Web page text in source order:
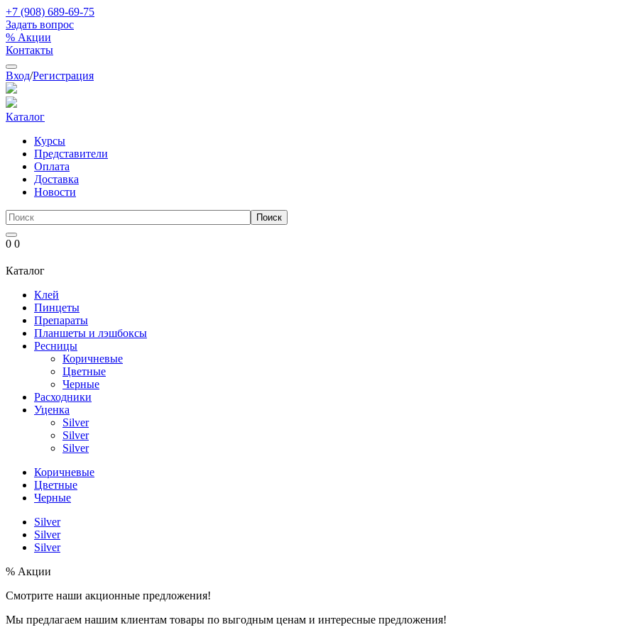
+7 (908) 689-69-75
Задать вопрос
% Акции
Контакты
Вход/Регистрация
Каталог
Курсы
Представители
Оплата
Доставка
Новости
0 0
Каталог
Клей
Пинцеты
Препараты
Планшеты и лэшбоксы
Ресницы
Коричневые
Цветные
Черные
Расходники
Уценка
Silver
Silver
Silver
Коричневые
Цветные
Черные
Silver
Silver
Silver
% Акции
Смотрите наши акционные предложения!
Мы предлагаем нашим клиентам товары по выгодным ценам и интересные предложения!